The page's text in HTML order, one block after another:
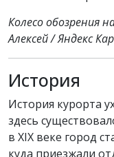
Колесо обозрения
Алексей / Яндекс
История
История курорта
здесь
в XIX веке город
куда приезжали